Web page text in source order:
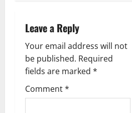
i
g
a
t
Leave a Reply
Your email address will not
be published. Required
fields are marked *
Comment*